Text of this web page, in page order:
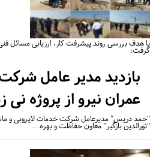
هدف بررسی روند پیشرفت کار، ارزیابی مسائل
بازدید مدیر عامل
عمران نیرو از پروژه نی
دریس" مدیرعامل شرکت خدمات لایروبی و
بازگیر" معاون حفاظت و بهره…